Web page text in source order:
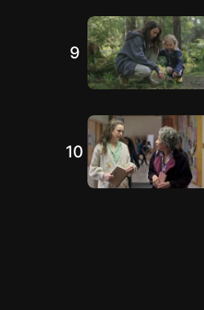
9
10